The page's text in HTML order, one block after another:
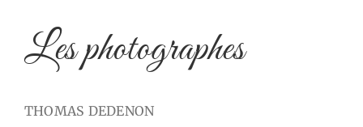
Les photographes
THOMAS DEDENON